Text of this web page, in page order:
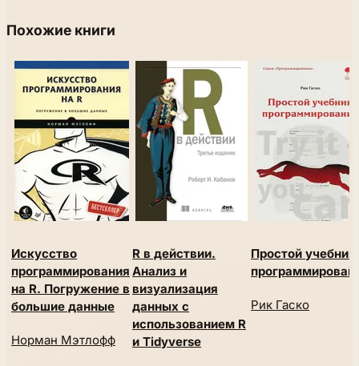
Похожие книги
Искусство
программирования
на R. Погружение в
большие данные
Норман Мэтлофф
R в действии.
Анализ и
визуализация
данных с
использованием R
и Tidyverse
Простой учебник
Рик Гаско